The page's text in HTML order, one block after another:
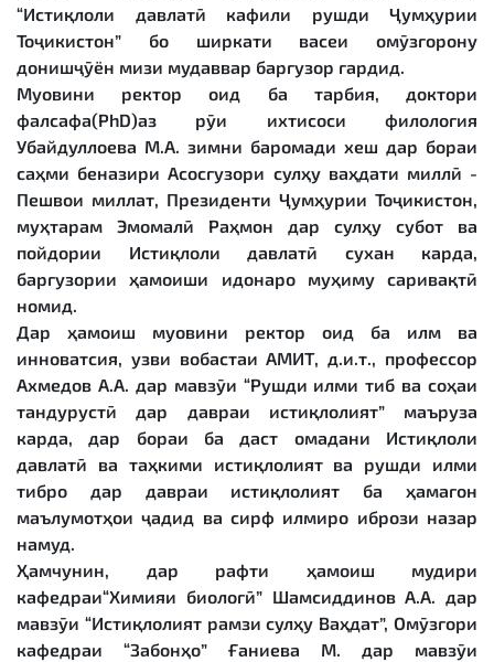
“Истиқлоли давлатӣ кафили рушди Ҷумҳурии
Тоҷикистон” бо ширкати васеи омӯзгорону
донишҷӯён мизи мудаввар баргузор гардид.
Муовини ректор оид ба тарбия, доктори
фалсафа(PhD)аз рӯи ихтисоси филология
Убайдуллоева М.А. зимни баромади хеш дар бораи
саҳми беназири Асосгузори сулҳу ваҳдати миллӣ -
Пешвои миллат, Президенти Ҷумҳурии Тоҷикистон,
муҳтарам Эмомалӣ Раҳмон дар сулҳу субот ва
пойдории Истиқлоли давлатӣ сухан карда,
баргузории ҳамоиши идонаро муҳиму саривақтӣ
номид.
Дар ҳамоиш муовини ректор оид ба илм ва
инноватсия, узви вобастаи АМИТ, д.и.т., профессор
Ахмедов А.А. дар мавзӯи “Рушди илми тиб ва соҳаи
тандурустӣ дар давраи истиқлолият” маъруза
карда, дар бораи ба даст омадани Истиқлоли
давлатӣ ва таҳкими истиқлолият ва рушди илми
тибро дар давраи истиқлолият ба ҳамагон
маълумотҳои ҷадид ва сирф илмиро ибрози назар
намуд.
Ҳамчунин, дар рафти ҳамоиш мудири
кафедраи“Химияи биологӣ” Шамсиддинов А.А. дар
мавзӯи “Истиқлолият рамзи сулҳу Ваҳдат”, Омӯзгори
кафедраи “Забонҳо” Ғаниева М. дар мавзӯи